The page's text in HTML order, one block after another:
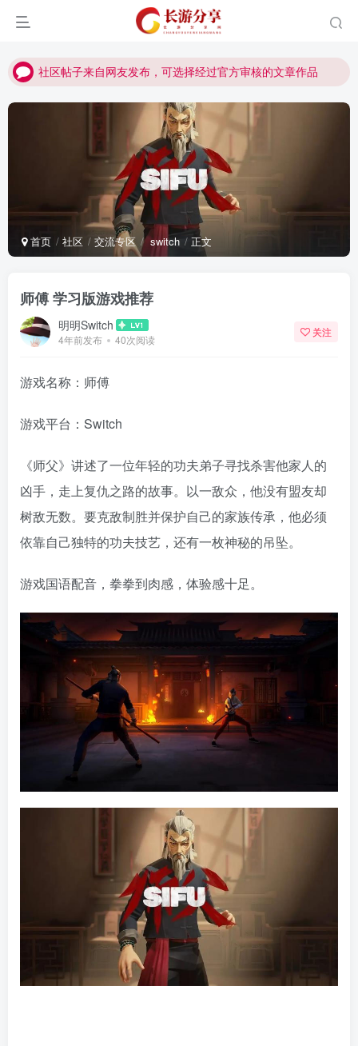
社区帖子来自网友发布，可选择经过官方审核的文章作品
社区帖子来自网友发布，可选择经过官方审核的文章作品
首页 社区 交流专区 switch 正文
师傅 学习版游戏推荐
明明Switch
4年前发布 40次阅读
关注
游戏名称：师傅
游戏平台：Switch
《师父》讲述了一位年轻的功夫弟子寻找杀害他家人的
凶手，走上复仇之路的故事。以一敌众，他没有盟友却
树敌无数。要克敌制胜并保护自己的家族传承，他必须
依靠自己独特的功夫技艺，还有一枚神秘的吊坠。
游戏国语配音，拳拳到肉感，体验感十足。